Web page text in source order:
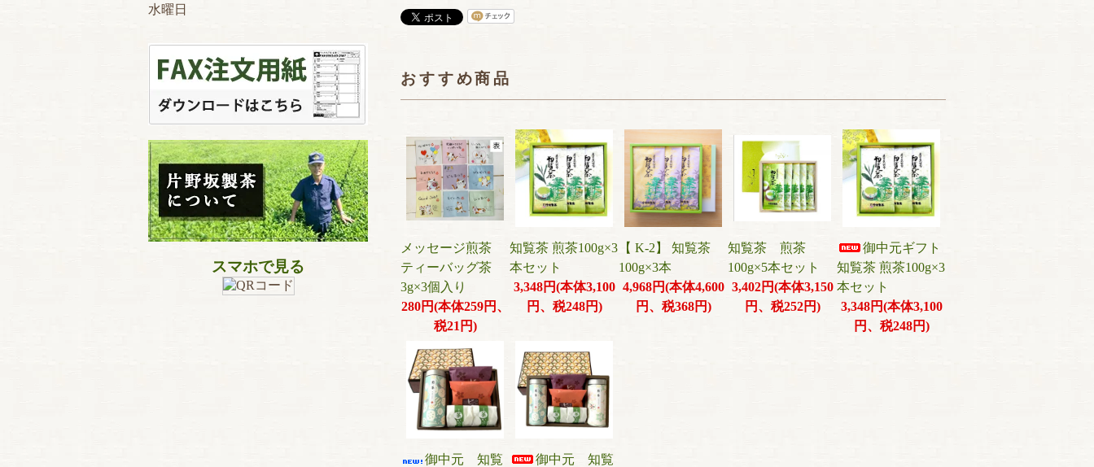
おすすめ商品
メッセージ煎茶
ティーバッグ茶
3g×3個入り
280円(本体259円、
税21円)
知覧茶 煎茶100g×3
本セット
3,348円(本体3,100
円、税248円)
【 K-2】 知覧茶
100g×3本
4,968円(本体4,600
円、税368円)
知覧茶 煎茶
100g×5本セット
3,402円(本体3,150
円、税252円)
御中元ギフト
知覧茶 煎茶100g×3
本セット
3,348円(本体3,100
円、税248円)
御中元 知覧
御中元 知覧
水曜日
スマホで見る